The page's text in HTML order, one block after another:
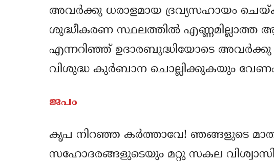
അവര്‍ക്കു ധരാളമായ ദ്രവ്യസഹായം
ശുദ്ധീകരണ സ്ഥലത്തില്‍ എണ്ണമില്ലാത്ത
എന്നറിഞ്ഞ് ഉദാരബുദ്ധിയോടെ അവര്‍ക്കു
വിശുദ്ധ കുര്‍ബാന ചൊല്ലിക്കുകയും
ജപം
കൃപ നിറഞ്ഞ കര്‍ത്താവേ! ഞങ്ങളുടെ
സഹോദരങ്ങളുടെയും മറ്റു സകല